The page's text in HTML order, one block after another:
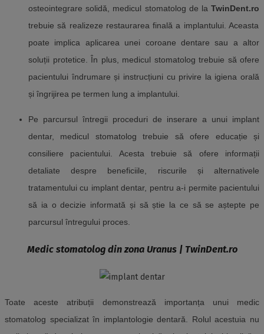
osteointegrare solidă, medicul stomatolog de la TwinDent.ro
trebuie să realizeze restaurarea finală a implantului. Aceasta
poate implica aplicarea unei coroane dentare sau a altor
soluții protetice. În plus, medicul stomatolog trebuie să ofere
pacientului îndrumare și instrucțiuni cu privire la igiena orală
și îngrijirea pe termen lung a implantului.
Pe parcursul întregii proceduri de inserare a unui implant
dentar, medicul stomatolog trebuie să ofere educație și
consiliere pacientului. Acesta trebuie să ofere informații
detaliate despre beneficiile, riscurile și alternativele
tratamentului cu implant dentar, pentru a-i permite pacientului
să ia o decizie informată și să știe la ce să se aștepte pe
parcursul întregului proces.
Medic stomatolog din zona Uranus | TwinDent.ro
Toate aceste atribuții demonstrează importanța unui medic
stomatolog specializat în implantologie dentară. Rolul acestuia nu